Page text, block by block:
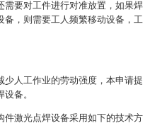
需要对工件进行对准放置，如果焊
备，则需要工人频繁移动设备，工
少人工作业的劳动强度，本申请提
备。
件激光点焊设备采用如下的技术方